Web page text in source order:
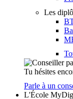
Les
Tu hésites
Parle à un
L'École